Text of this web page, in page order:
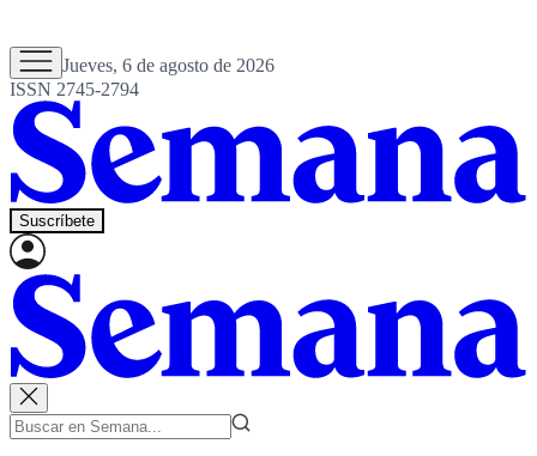
Jueves, 6 de agosto de 2026
ISSN 2745-2794
Suscríbete